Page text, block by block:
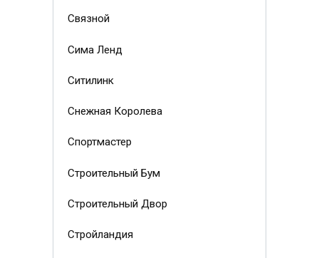
Связной
Сима Ленд
Ситилинк
Снежная Королева
Спортмастер
Строительный Бум
Строительный Двор
Стройландия